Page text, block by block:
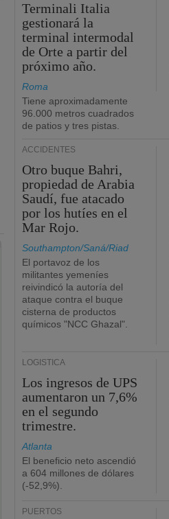
Terminali Italia
gestionará la
terminal intermodal
de Orte a partir del
próximo año.
Roma
Tiene aproximadamente
96.000 metros cuadrados
de patios y tres pistas.
ACCIDENTES
Otro buque Bahri,
propiedad de Arabia
Saudí, fue atacado
por los hutíes en el
Mar Rojo.
Southampton/Saná/Riad
El portavoz de los
militantes yemeníes
reivindicó la autoría del
ataque contra el buque
cisterna de productos
químicos "NCC Ghazal".
LOGÍSTICA
Los ingresos de UPS
aumentaron un 7,6%
en el segundo
trimestre.
Atlanta
El beneficio neto ascendió
a 604 millones de dólares
(-52,9%).
PUERTOS